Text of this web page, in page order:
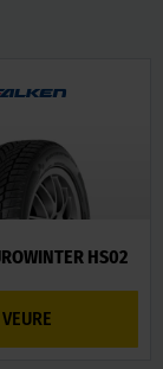
HS02
VEURE